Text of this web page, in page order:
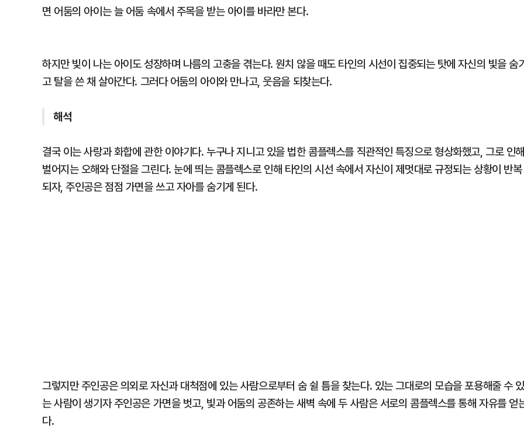
면 어둠의 아이는 늘 어둠 속에서 주목을 받는 아이를 바라만 본다.
하지만 빛이 나는 아이도 성장하며 나름의 고충을 겪는다. 원치 않을 때도 타인의 시선이 집중되는 탓에 자신의 빛을 숨
고 탈을 쓴 채 살아간다. 그러다 어둠의 아이와 만나고, 웃음을 되찾는다.
해석
결국 이는 사랑과 화합에 관한 이야기다. 누구나 지니고 있을 법한 콤플렉스를 직관적인 특징으로 형상화했고, 그로 인
벌어지는 오해와 단절을 그린다. 눈에 띄는 콤플렉스로 인해 타인의 시선 속에서 자신이 제멋대로 규정되는 상황이 반복
되자, 주인공은 점점 가면을 쓰고 자아를 숨기게 된다.
그렇지만 주인공은 의외로 자신과 대척점에 있는 사람으로부터 숨 쉴 틈을 찾는다. 있는 그대로의 모습을 포용해줄 수
는 사람이 생기자 주인공은 가면을 벗고, 빛과 어둠의 공존하는 새벽 속에 두 사람은 서로의 콤플렉스를 통해 자유를 얻
다.